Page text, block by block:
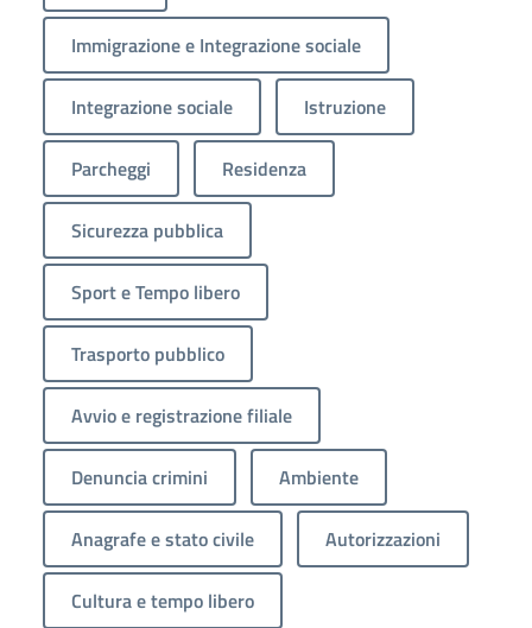
Immigrazione e Integrazione sociale
Integrazione sociale Istruzione
Parcheggi Residenza
Sicurezza pubblica
Sport e Tempo libero
Trasporto pubblico
Avvio e registrazione filiale
Denuncia crimini Ambiente
Anagrafe e stato civile Autorizzazioni
Cultura e tempo libero